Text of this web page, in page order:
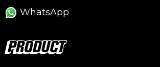
WhatsApp